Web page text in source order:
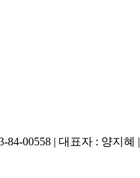
00558 | 대표자 : 양지혜 |